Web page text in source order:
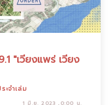
"เวียงแพร่ เวียง
ะจำเล่ม
1 มิ.ย. 2023 ,0:00 น.